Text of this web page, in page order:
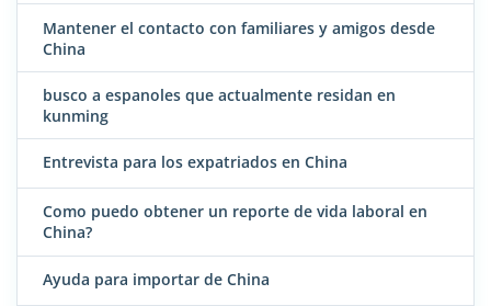
Mantener el contacto con familiares y amigos desde
China
busco a espanoles que actualmente residan en
kunming
Entrevista para los expatriados en China
Como puedo obtener un reporte de vida laboral en
China?
Ayuda para importar de China